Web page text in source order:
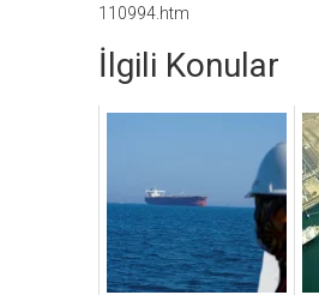
110994.htm
İlgili Konular